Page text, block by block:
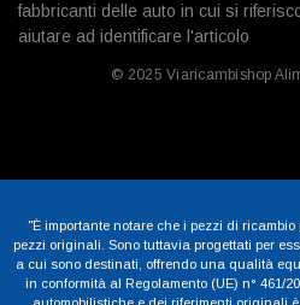
fabbricanti delle auto in cui si
aiutare ad identificare l'articolo
© 2025 Viaricambishop
"È importante notare che i pezzi di
pezzi originali. Sono tuttavia progettati per
a cui sono destinati, offrendo una qualità
in conformità al Regolamento (UE) n° 461/